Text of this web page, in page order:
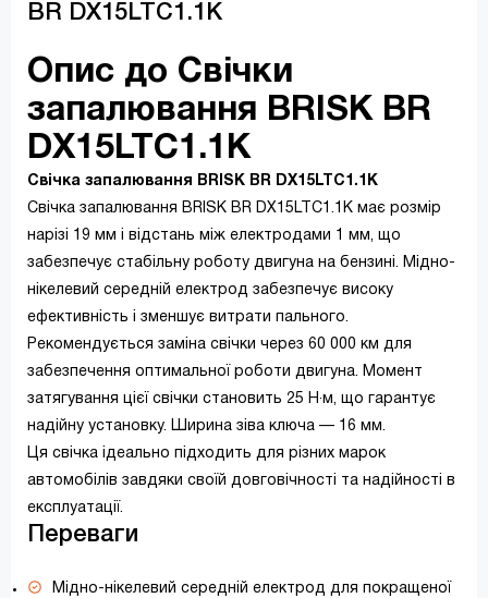
BR DX15LTC1.1K
Опис до Свічки
запалювання BRISK BR
DX15LTC1.1K
Свічка запалювання BRISK BR DX15LTC1.1K
Свічка запалювання BRISK BR DX15LTC1.1K має розмір
нарізі 19 мм і відстань між електродами 1 мм, що
забезпечує стабільну роботу двигуна на бензині. Мідно-
нікелевий середній електрод забезпечує високу
ефективність і зменшує витрати пального.
Рекомендується заміна свічки через 60 000 км для
забезпечення оптимальної роботи двигуна. Момент
затягування цієї свічки становить 25 Н·м, що гарантує
надійну установку. Ширина зіва ключа — 16 мм.
Ця свічка ідеально підходить для різних марок
автомобілів завдяки своїй довговічності та надійності в
експлуатації.
Переваги
Мідно-нікелевий середній електрод для покращеної